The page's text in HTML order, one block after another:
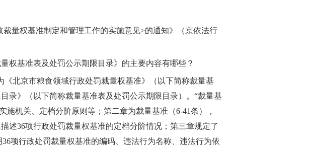
量权基准制定和管理工作的实施意见>的通知》（京依法行
权基准表及处罚公示期限目录》的主要内容有哪些？
北京市粮食领域行政处罚裁量权基准》（以下简称裁量基
录》（以下简称裁量基准表及处罚公示期限目录）。“裁量基
机关、定档分阶原则等；第二章为裁量基准（6-41条），
述36项行政处罚裁量权基准的定档分阶情况；第三章规定了
项行政处罚裁量权基准的编码、违法行为名称、违法行为依